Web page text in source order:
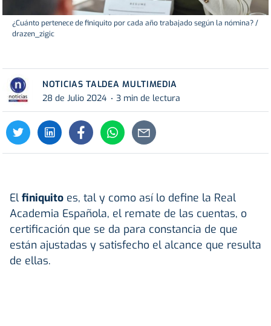
¿Cuánto pertenece de finiquito por cada año trabajado según la nómina? /
drazen_zigic
NOTICIAS TALDEA MULTIMEDIA
28 de Julio 2024
3 min de lectura
El finiquito es, tal y como así lo define la Real
Academia Española, el remate de las cuentas, o
certificación que se da para constancia de que
están ajustadas y satisfecho el alcance que resulta
de ellas.